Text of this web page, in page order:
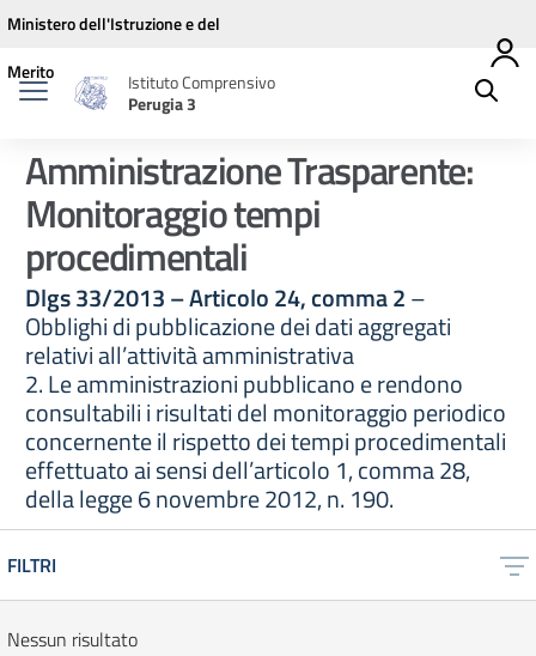
Vai ai contenuti
Vai al menu di navigazione
Vai al footer
Ministero dell'Istruzione e del
Merito
Istituto Comprensivo
Perugia 3
Amministrazione Trasparente:
Monitoraggio tempi
procedimentali
Dlgs 33/2013 – Articolo 24, comma 2–
Obblighi di pubblicazione dei dati aggregati
relativi all’attività amministrativa
2. Le amministrazioni pubblicano e rendono
consultabili i risultati del monitoraggio periodico
concernente il rispetto dei tempi procedimentali
effettuato ai sensi dell’articolo 1, comma 28,
della legge 6 novembre 2012, n. 190.
FILTRI
Nessun risultato